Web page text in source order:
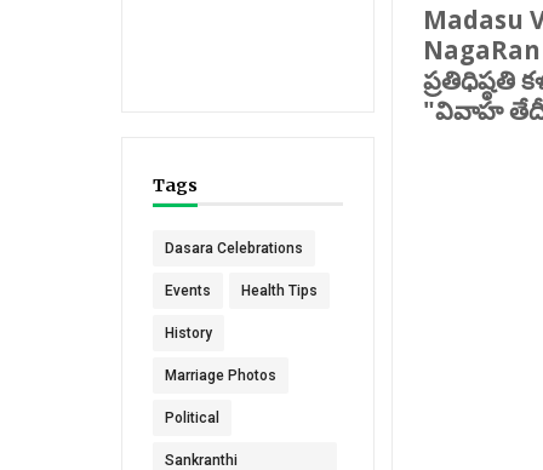
Tags
Dasara Celebrations
Events Health Tips
History
Marriage Photos
Political
Sankranthi
Madasu
ప్రతిధిష్ఠతి
"వివాహ తేదీ: